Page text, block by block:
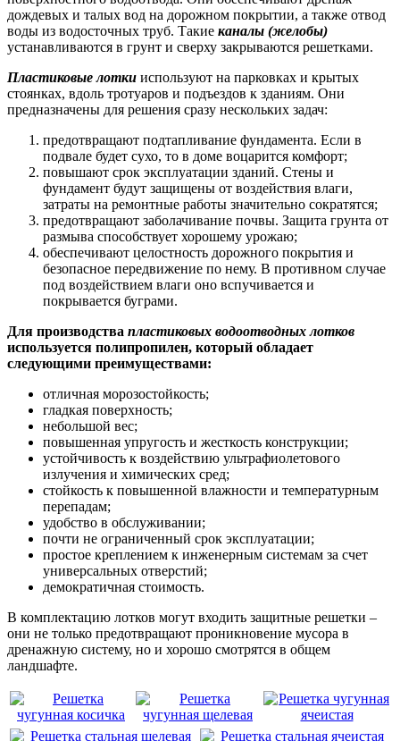
дождевых и талых вод на дорожном покрытии, а также отвод
воды из водосточных труб. Такие каналы (желобы)
устанавливаются в грунт и сверху закрываются решетками.
Пластиковые лотки используют на парковках и крытых
стоянках, вдоль тротуаров и подъездов к зданиям. Они
предназначены для решения сразу нескольких задач:
предотвращают подтапливание фундамента. Если в
подвале будет сухо, то в доме воцарится комфорт;
повышают срок эксплуатации зданий. Стены и
фундамент будут защищены от воздействия влаги,
затраты на ремонтные работы значительно сократятся;
предотвращают заболачивание почвы. Защита грунта от
размыва способствует хорошему урожаю;
обеспечивают целостность дорожного покрытия и
безопасное передвижение по нему. В противном случае
под воздействием влаги оно вспучивается и
покрывается буграми.
Для производства пластиковых водоотводных лотков
используется полипропилен, который обладает
следующими преимуществами:
отличная морозостойкость;
гладкая поверхность;
небольшой вес;
повышенная упругость и жесткость конструкции;
устойчивость к воздействию ультрафиолетового
излучения и химических сред;
стойкость к повышенной влажности и температурным
перепадам;
удобство в обслуживании;
почти не ограниченный срок эксплуатации;
простое креплением к инженерным системам за счет
универсальных отверстий;
демократичная стоимость.
В комплектацию лотков могут входить защитные решетки –
они не только предотвращают проникновение мусора в
дренажную систему, но и хорошо смотрятся в общем
ландшафте.